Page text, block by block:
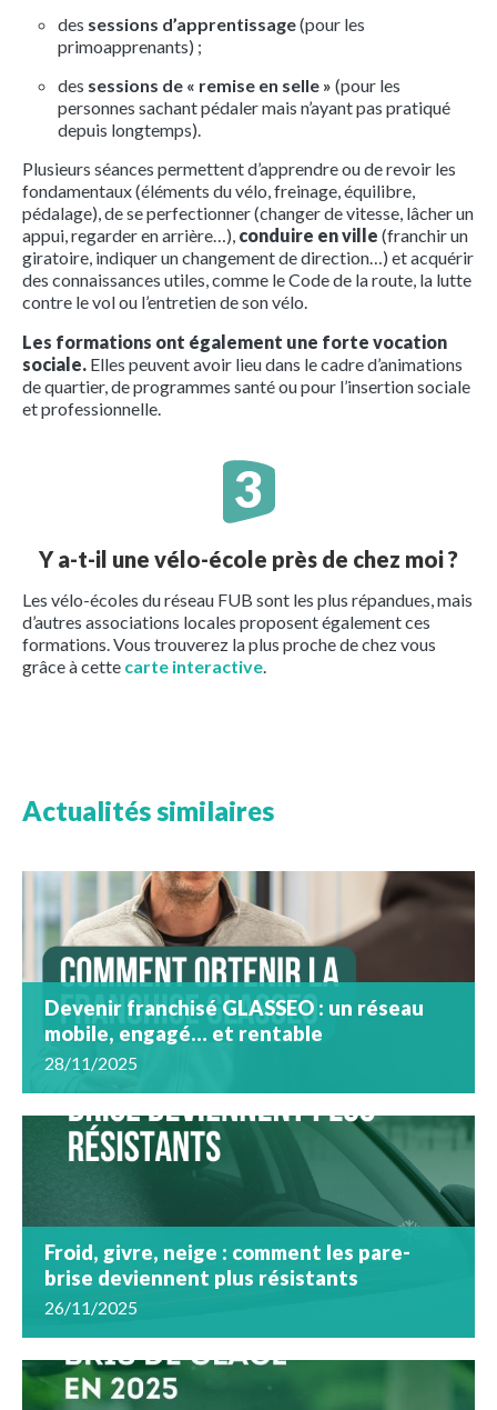
des sessions d’apprentissage(pour les
primoapprenants) ;
des sessions de « remise en selle » (pour les
personnes sachant pédaler mais n’ayant pas pratiqué
depuis longtemps).
Plusieurs séances permettent d’apprendre ou de revoir les
fondamentaux (éléments du vélo, freinage, équilibre,
pédalage), de se perfectionner (changer de vitesse, lâcher un
appui, regarder en arrière…), conduire en ville (franchir un
giratoire, indiquer un changement de direction…) et acquérir
des connaissances utiles, comme le Code de la route, la lutte
contre le vol ou l’entretien de son vélo.
Les formations ont également une forte vocation
sociale. Elles peuvent avoir lieu dans le cadre d’animations
de quartier, de programmes santé ou pour l’insertion sociale
et professionnelle.
Y a-t-il une vélo-école près de chez moi ?
Les vélo-écoles du réseau FUB sont les plus répandues, mais
d’autres associations locales proposent également ces
formations. Vous trouverez la plus proche de chez vous
grâce à cette carte interactive
Actualités similaires
Devenir franchisé GLASSEO : un réseau
mobile, engagé… et rentable
28/11/2025
Froid, givre, neige : comment les pare-
brise deviennent plus résistants
26/11/2025